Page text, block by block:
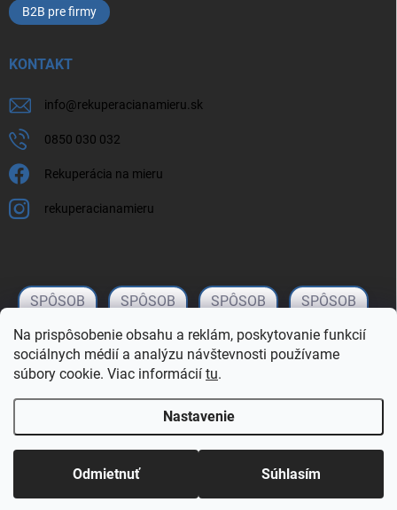
Na prispôsobenie obsahu a reklám, poskytovanie funkcií
sociálnych médií a analýzu návštevnosti používame
súbory cookie. Viac informácií tu.
Nastavenie
Odmietnuť Súhlasím
B2B pre firmy
KONTAKT
info@rekuperacianamieru.sk
0850 030 032
Rekuperácia na mieru
rekuperacianamieru
Vytvoril Shoptet
Copyright 2026rekuperacianamieru.sk. Všetky práva vyhradené.Upraviť